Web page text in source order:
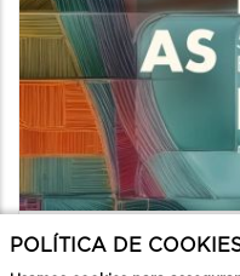
Exposição: "Celebrar
POLÍTICA DE